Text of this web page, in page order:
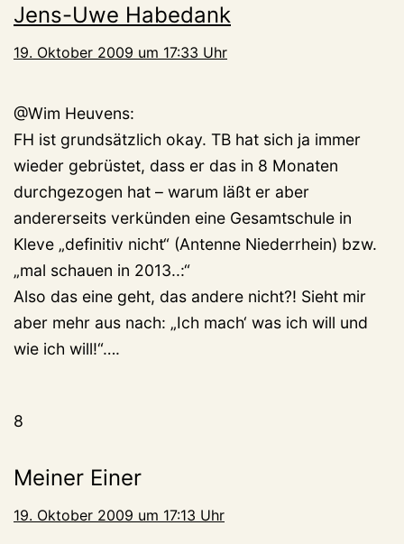
Jens-Uwe Habedank
19. Oktober 2009 um 17:33 Uhr
@Wim Heuvens:
FH ist grundsätzlich okay. TB hat sich ja immer
wieder gebrüstet, dass er das in 8 Monaten
durchgezogen hat – warum läßt er aber
andererseits verkünden eine Gesamtschule in
Kleve „definitiv nicht“ (Antenne Niederrhein) bzw.
„mal schauen in 2013..:“
Also das eine geht, das andere nicht?! Sieht mir
aber mehr aus nach: „Ich mach‘ was ich will und
wie ich will!“….
8
Meiner Einer
19. Oktober 2009 um 17:13 Uhr